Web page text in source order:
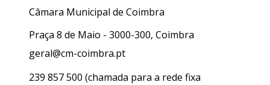
Câmara Municipal de Coimbra
Praça 8 de Maio - 3000-300, Coimbra
geral@cm-coimbra.pt
239 857 500 (chamada para a rede fixa